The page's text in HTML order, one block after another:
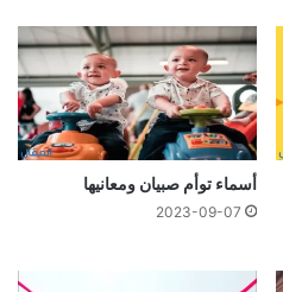
أسماء توأم صبيان ومعانيها
2023-09-07